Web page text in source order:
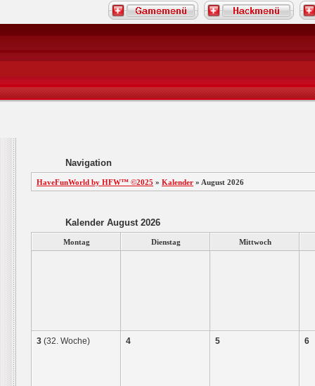
Navigation
HaveFunWorld by HFW™ ©2025 » Kalender » August 2026
Kalender August 2026
Montag Dienstag Mittwoch
3 (32. Woche) 4 5 6